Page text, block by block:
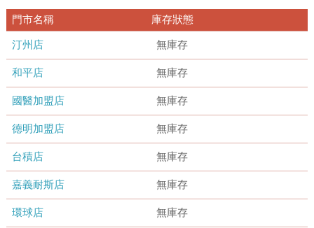
門市名稱 庫存狀態
汀州店 無庫存
和平店 無庫存
國醫加盟店 無庫存
德明加盟店 無庫存
台積店 無庫存
嘉義耐斯店 無庫存
環球店 無庫存